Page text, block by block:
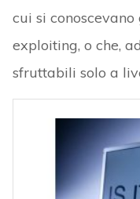
cui si
exploiting, o che,
sfruttabili solo a